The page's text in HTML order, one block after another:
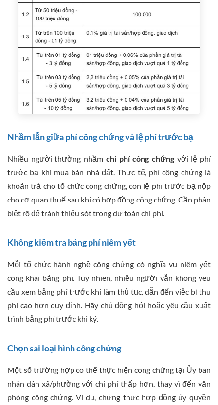
Nhầm lẫn giữa phí công chứng và lệ phí trước bạ
Nhiều người thường nhầm chi phí công chứngvới lệ phí
trước bạ khi mua bán nhà đất. Thực tế, phí công chứng là
khoản trả cho tổ chức công chứng, còn lệ phí trước bạ nộp
cho cơ quan thuế sau khi có hợp đồng công chứng. Cần phân
biệt rõ để tránh thiếu sót trong dự toán chi phí.
Không kiểm tra bảng phí niêm yết
Mỗi tổ chức hành nghề công chứng có nghĩa vụ niêm yết
công khai bảng phí. Tuy nhiên, nhiều người vẫn không yêu
cầu xem bảng phí trước khi làm thủ tục, dẫn đến việc bị thu
phí cao hơn quy định. Hãy chủ động hỏi hoặc yêu cầu xuất
trình bảng phí trước khi ký.
Chọn sai loại hình công chứng
Một số trường hợp có thể thực hiện công chứng tại Ủy ban
nhân dân xã/phường với chi phí thấp hơn, thay vì đến văn
phòng công chứng. Ví dụ, chứng thực hợp đồng ủy quyền